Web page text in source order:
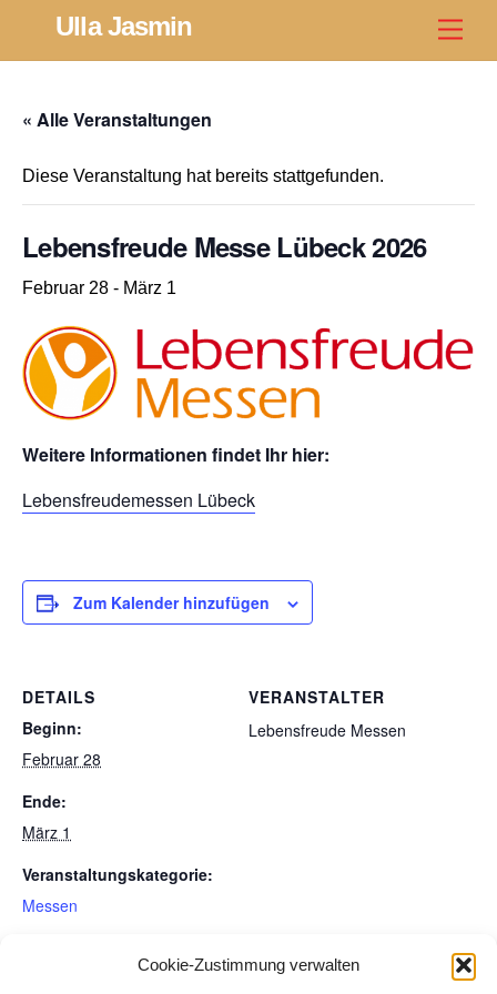
Cookie-Zustimmung verwalten
Ulla Jasmin
« Alle Veranstaltungen
Diese Veranstaltung hat bereits stattgefunden.
Lebensfreude Messe Lübeck 2026
Februar 28 - März 1
Weitere Informationen findet Ihr hier:
Lebensfreudemessen Lübeck
Zum Kalender hinzufügen
DETAILS
Beginn:
Februar 28
Ende:
März 1
Veranstaltungskategorie:
Messen
VERANSTALTER
Lebensfreude Messen